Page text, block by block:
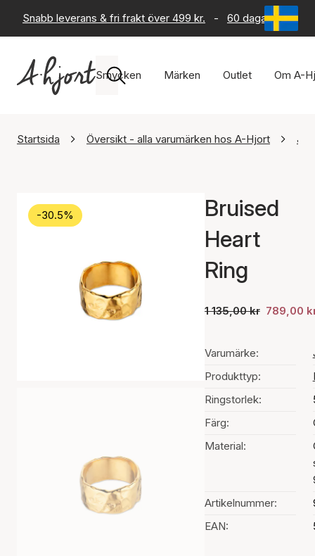
Snabb leverans & fri frakt över 499 kr. - 60 dagars
Smycken Märken Outlet Om A-
Startsida Översikt - alla varumärken hos A-Hjort
-30.5%
Bruised
Heart
Ring
1 135,00 kr 789,00
Varumärke:
Produkttyp:
Ringstorlek:
Färg:
Material:
Artikelnummer:
EAN: